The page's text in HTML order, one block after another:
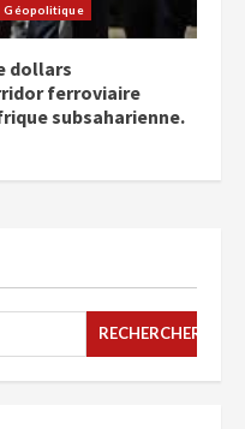
Géopolitique
dollars
ferroviaire
subsaharienne.
RECHERCHER